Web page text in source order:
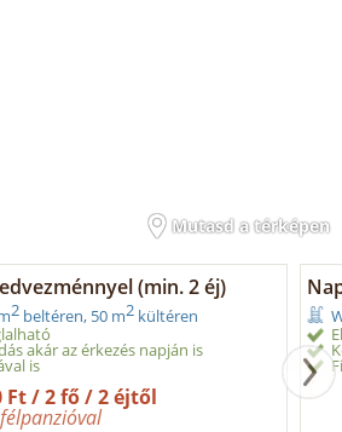
Mutasd a térképen
(min. 2 éj)
2 beltéren, 50 m2 kültéren
akár az érkezés napján is
is
Ft / 2 fő / 2 éjtől
félpanzióval